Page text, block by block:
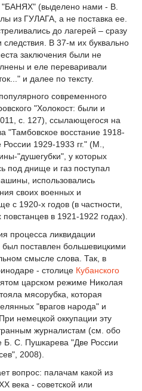
(выделено нами - В.
из ГУЛАГА, а не поставка ее.
до лагерей – сразу
следствия. В 37-м их буквально
заключения были не
и еле переваривали
и далее по тексту.
современного
"Холокост: были и
с. 127), ссылающегося на
"Тамбовское восстание 1918-
России 1929-1933 гг." (М.,
"душегубки", у которых
под днище и газ поступал
использовались
своих военных и
с 1920-х годов (в частности,
в 1921-1922 годах).
процесса ликвидации
был поставлен большевицкими
смысле слова. Так, в
- столице Кубанского
царском режиме Николая
мясорубка, которая
"врагов народа" и
немецкой оккупации эту
журналистам (см. обо
Б. С. Пушкарева "Две России
2008).
вопрос: палачам какой из
века - советской или